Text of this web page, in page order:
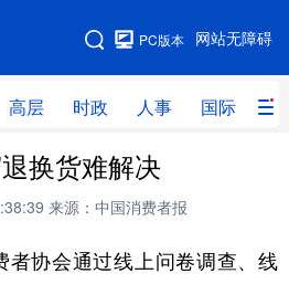
网站无障碍
PC版本
高层 时政 人事 国际 财
网站地图
时政
网评
全球连线 教育
换货难解决
来源：中国消费者报
者协会通过线上问卷调查、线